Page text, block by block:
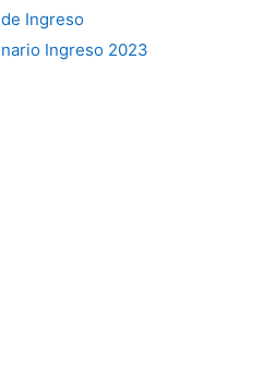
Ingreso
Ingreso 2023